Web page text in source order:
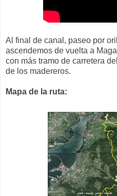
Al final de canal, paseo por
ascendemos de vuelta a
con más tramo de carretera
de los madereros.
Mapa de la ruta: